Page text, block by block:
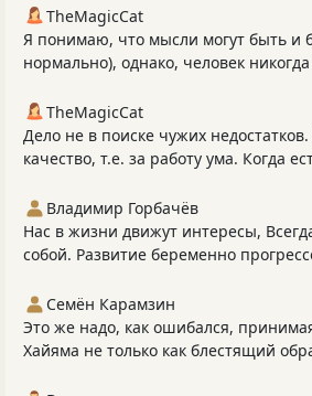
TheMagicCat
Я понимаю, что мысли могут быть и
нормально), однако, человек
TheMagicCat
Дело не в поиске чужих
качество, т.е. за работу ума. Когда
Владимир Горбачёв
Нас в жизни движут интересы,
собой. Развитие беременно
Семён Карамзин
Это же надо, как ошибался,
Хайяма не только как блестящий